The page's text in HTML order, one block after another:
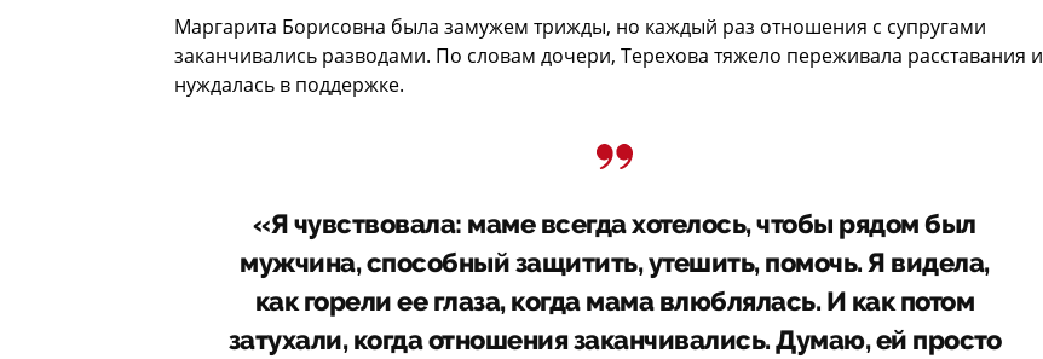
Маргарита Борисовна была замужем трижды, но каждый раз отношения с супругами
заканчивались разводами. По словам дочери, Терехова тяжело переживала расставания и
нуждалась в поддержке.
«Я чувствовала: маме всегда хотелось, чтобы рядом был
мужчина, способный защитить, утешить, помочь. Я видела,
как горели ее глаза, когда мама влюблялась. И как потом
затухали, когда отношения заканчивались. Думаю, ей просто